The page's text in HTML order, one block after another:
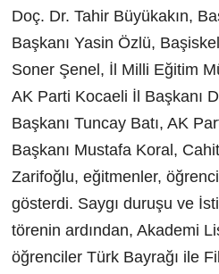
Doç. Dr. Tahir Büyükakın,
Başkanı Yasin Özlü,
Soner Şenel, İl Milli Eğitim
AK Parti Kocaeli İl Başkanı
Başkanı Tuncay Batı, AK
Başkanı Mustafa Koral,
Zarifoğlu, eğitmenler,
gösterdi. Saygı duruşu ve
törenin ardından, Akademi
öğrenciler Türk Bayrağı ile